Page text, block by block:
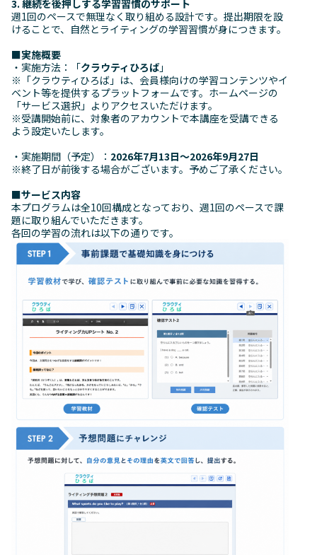
3. 継続を後押しする学習習慣のサポート
週1回のペースで無理なく取り組める設計です。提出期限を設
けることで、自然とライティングの学習習慣が身につきます。
■実施概要
・実施方法：「クラウティひろば 」
※「クラウティひろば」は、会員様向けの学習コンテンツやイ
ベント等を提供するプラットフォームです。ホームページの
「サービス選択」よりアクセスいただけます。
※受講開始前に、対象者のアカウントで本講座を受講できる
よう設定いたします。
・実施期間（予定）： 2026年7月13日～2026年9月27日
※終了日が前後する場合がございます。予めご了承ください。
■サービス内容
本プログラムは全10回構成となっており、週1回のペースで課
題に取り組んでいただきます。
各回の学習の流れは以下の通りです。